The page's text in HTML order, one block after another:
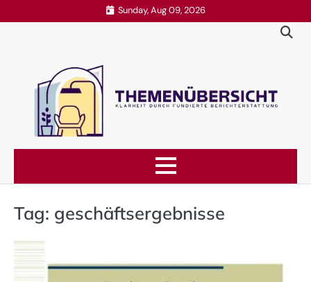
to
Sunday, Aug 09, 2026
Tag: geschäftsergebnisse